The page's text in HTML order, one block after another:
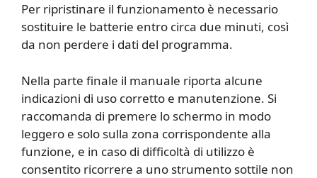
Per ripristinare il funzionamento è necessario
sostituire le batterie entro circa due minuti, così
da non perdere i dati del programma.
Nella parte finale il manuale riporta alcune
indicazioni di uso corretto e manutenzione. Si
raccomanda di premere lo schermo in modo
leggero e solo sulla zona corrispondente alla
funzione, e in caso di difficoltà di utilizzo è
consentito ricorrere a uno strumento sottile non